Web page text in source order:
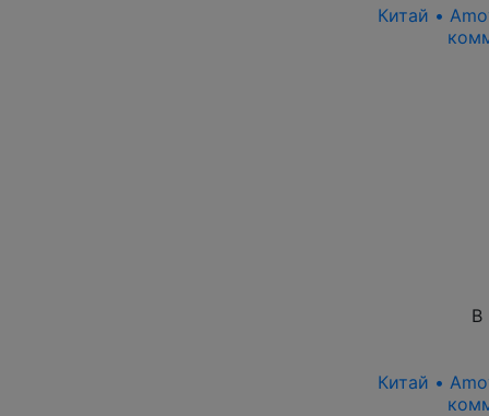
Китай •
В
Китай •